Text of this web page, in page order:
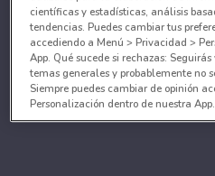
científicas y estadísticas, análisis
tendencias. Puedes cambiar tus
accediendo a Menú > Privacidad >
App. Qué sucede si rechazas:
temas generales y probablemente no
Siempre puedes cambiar de opinión
Personalización dentro de nuestra App.